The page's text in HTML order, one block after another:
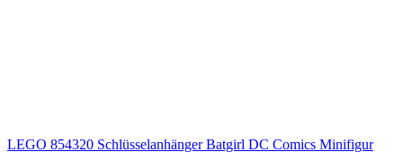
LEGO 854320 Schlüsselanhänger Batgirl DC Comics Minifigur